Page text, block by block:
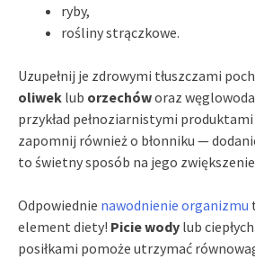
ryby,
rośliny strączkowe.
Uzupełnij je zdrowymi tłuszczami
oliwek lub orzechóworaz
przykład pełnoziarnistymi
zapomnij również o błonniku —
to świetny sposób na jego
Odpowiednie nawodnienie organizmu
element diety! Picie wody lub
posiłkami pomoże utrzymać